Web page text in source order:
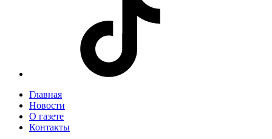
Главная
Новости
О газете
Контакты